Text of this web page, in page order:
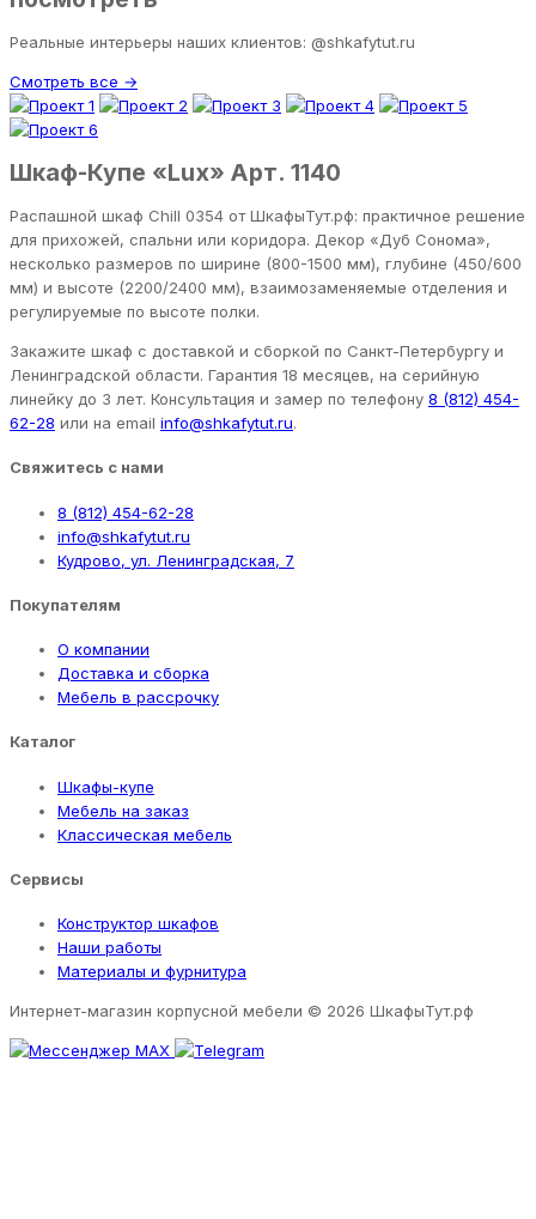
Реальные интерьеры наших клиентов: @shkafytut.ru
Смотреть все →
Шкаф-Купе «Lux» Арт. 1140
Распашной шкаф Chill 0354 от ШкафыТут.рф: практичное решение
для прихожей, спальни или коридора. Декор «Дуб Сонома»,
несколько размеров по ширине (800-1500 мм), глубине (450/600
мм) и высоте (2200/2400 мм), взаимозаменяемые отделения и
регулируемые по высоте полки.
Закажите шкаф с доставкой и сборкой по Санкт-Петербургу и
Ленинградской области. Гарантия 18 месяцев, на серийную
линейку до 3 лет. Консультация и замер по телефону 8 (812) 454-
62-28 или на email info@shkafytut.ru.
Свяжитесь с нами
8 (812) 454-62-28
info@shkafytut.ru
Кудрово, ул. Ленинградская, 7
Покупателям
О компании
Доставка и сборка
Мебель в рассрочку
Каталог
Шкафы-купе
Мебель на заказ
Классическая мебель
Сервисы
Конструктор шкафов
Наши работы
Материалы и фурнитура
Интернет-магазин корпусной мебели © 2026 ШкафыТут.рф